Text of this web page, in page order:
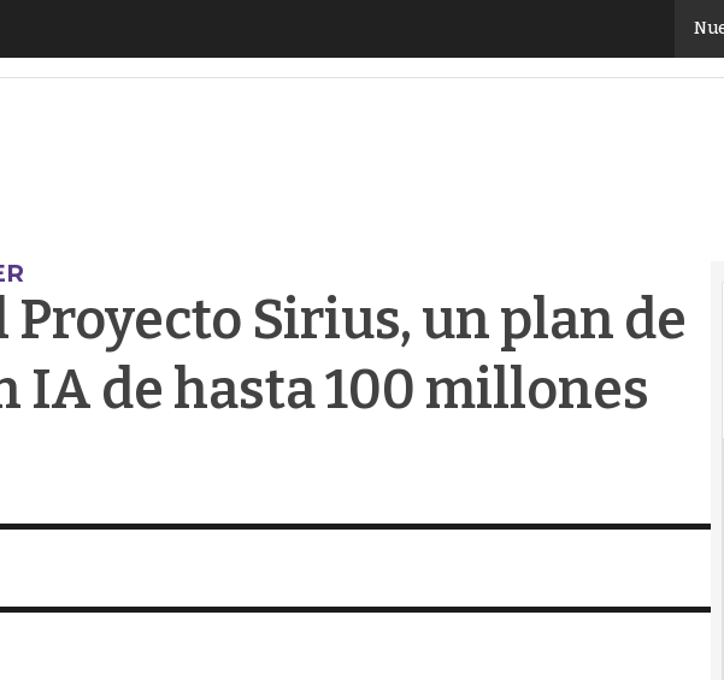
lanza el Proyecto Sirius, un plan de inversión en IA de hasta 100
Proyecto Sirius, un plan de
IA de hasta 100 millones